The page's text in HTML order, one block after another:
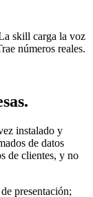
skill carga la voz
números reales.
instalado y
de datos
de clientes, y no
presentación;